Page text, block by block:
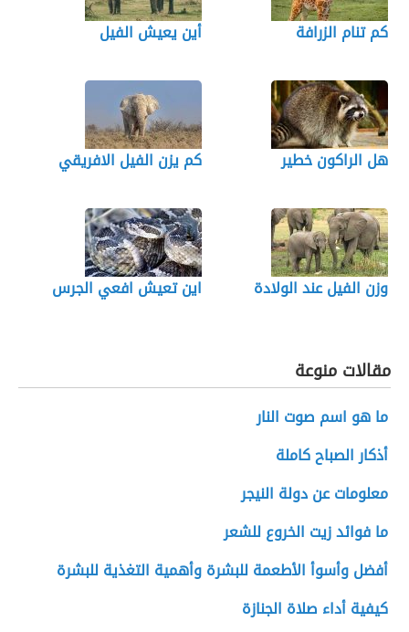
كم تنام الزرافة أين يعيش الفيل
هل الراكون خطير كم يزن الفيل الافريقي
وزن الفيل عند الولادة اين تعيش افعي الجرس
مقالات منوعة
ما هو اسم صوت النار
أذكار الصباح كاملة
معلومات عن دولة النيجر
ما فوائد زيت الخروع للشعر
أفضل وأسوأ الأطعمة للبشرة وأهمية التغذية للبشرة
كيفية أداء صلاة الجنازة